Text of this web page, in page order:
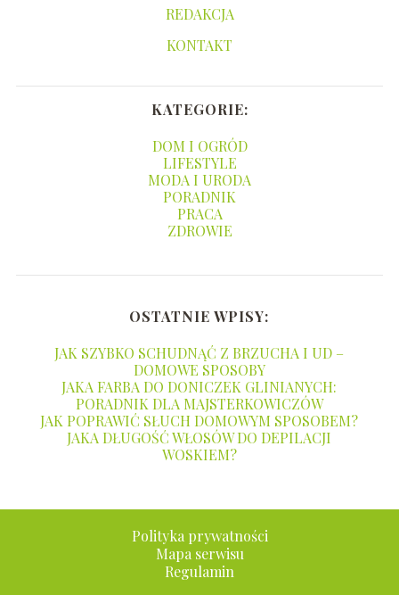
REDAKCJA
KONTAKT
KATEGORIE:
DOM I OGRÓD
LIFESTYLE
MODA I URODA
PORADNIK
PRACA
ZDROWIE
OSTATNIE WPISY:
JAK SZYBKO SCHUDNĄĆ Z BRZUCHA I UD –
DOMOWE SPOSOBY
JAKA FARBA DO DONICZEK GLINIANYCH:
PORADNIK DLA MAJSTERKOWICZÓW
JAK POPRAWIĆ SŁUCH DOMOWYM SPOSOBEM?
JAKA DŁUGOŚĆ WŁOSÓW DO DEPILACJI
WOSKIEM?
Polityka prywatności
Mapa serwisu
Regulamin